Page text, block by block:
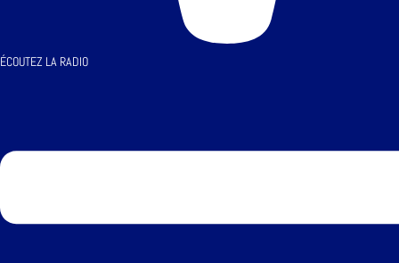
ÉCOUTEZ LA RADIO